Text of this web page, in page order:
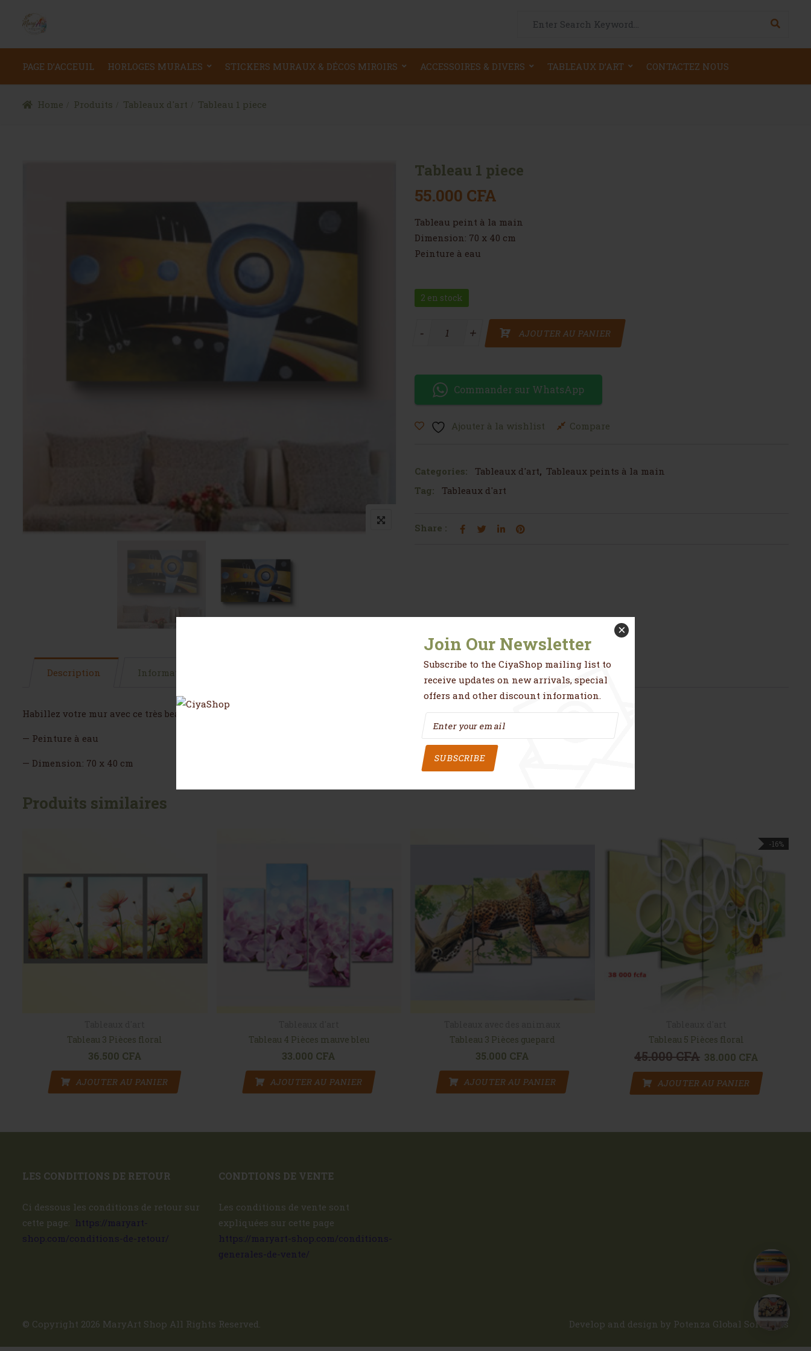
Join Our Newsletter
Subscribe to the CiyaShop mailing list to
receive updates on new arrivals, special
offers and other discount information.
SUBSCRIBE
×
PAGE D’ACCEUIL HORLOGES MURALES STICKERS MURAUX & DÉCOS MIROIRS ACCESSOIRES & DIVERS TABLEAUX D’ART CONTACTEZ NOUS
Home Produits Tableaux d'art Tableau 1 piece
Tableau 1 piece
55.000 CFA
Tableau peint à la main
Dimension: 70 x 40 cm
Peinture à eau
2 en stock
quantité de Tableau 1 piece
+
- AJOUTER AU PANIER
Commander sur WhatsApp
Ajouter à la wishlist Compare
Categories: Tableaux d'art, Tableaux peints à la main
Tag:
Tableaux d'art
Share :
Description Informations complémentaires
Habillez votre mur avec ce très beau tableau d’art peint à la main .
— Peinture à eau
— Dimension: 70 x 40 cm
Produits similaires
Tableau 3 Pièces floral
36.500 CFA
AJOUTER AU PANIER
Tableau 4 Pièces mauve bleu
33.000 CFA
AJOUTER AU PANIER
Tableau 3 Pièces guepard
35.000 CFA
AJOUTER AU PANIER
-16%
Tableau 5 Pièces floral
45.000CFA Le prix initial était : 45.000
38.000 CFA
AJOUTER AU PANIER
LES CONDITIONS DE RETOUR
Ci dessous les conditions de retour sur
cette page: https://maryart-
shop.com/conditions-de-retour/
CONDTIONS DE VENTE
Les conditions de vente sont
expliquées sur cette page
https://maryart-shop.com/conditions-
generales-de-vente/
© Copyright 2026 MaryArt Shop All Rights Reserved. Develop and design by Potenza Global Solutions